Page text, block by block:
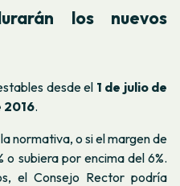
los nuevos
desde el 1 de julio de
2016.
normativa, o si el margen de
o subiera por encima del 6%.
el Consejo Rector podría